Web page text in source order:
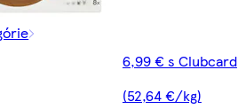
6,99 € s Clubcard
(52,64 €/kg)